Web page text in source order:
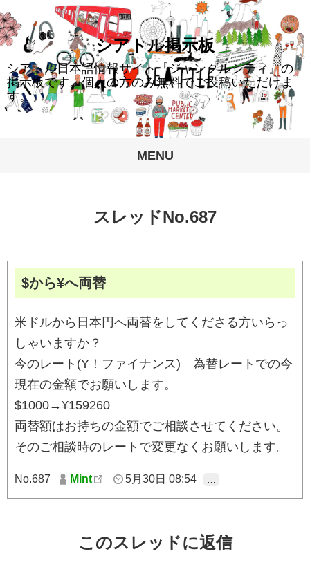
シアトル掲示板
シアトル日本語情報サイト『ジャングルシティ』の
掲示板です。個人の方のみ無料でご投稿いただけま
す。
MENU
428,339
スレッドNo.687
$から¥へ両替
米ドルから日本円へ両替をしてくださる方いらっ
しゃいますか？
今のレート(Y！ファイナンス) 為替レートでの今
現在の金額でお願いします。
$1000→¥159260
両替額はお持ちの金額でご相談させてください。
そのご相談時のレートで変更なくお願いします。
No.687 Mint 5月30日 08:54
このスレッドに返信